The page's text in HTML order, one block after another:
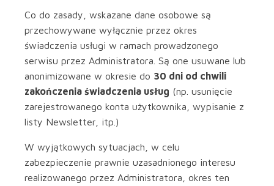
Co do zasady, wskazane dane osobowe są
przechowywane wyłącznie przez okres
świadczenia usługi w ramach prowadzonego
serwisu przez Administratora. Są one usuwane lub
anonimizowane w okresie do 30 dni od chwili
zakończenia świadczenia usług (np. usunięcie
zarejestrowanego konta użytkownika, wypisanie z
listy Newsletter, itp.)
W wyjątkowych sytuacjach, w celu
zabezpieczenie prawnie uzasadnionego interesu
realizowanego przez Administratora, okres ten